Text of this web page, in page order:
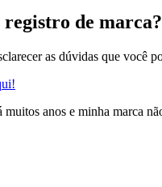
de
as dúvidas que você
muitos anos e minha marca